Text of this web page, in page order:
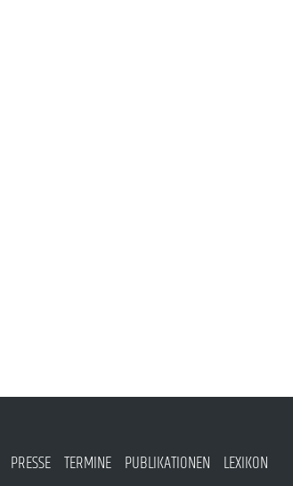
PRESSE TERMINE PUBLIKATIONEN LEXIKON